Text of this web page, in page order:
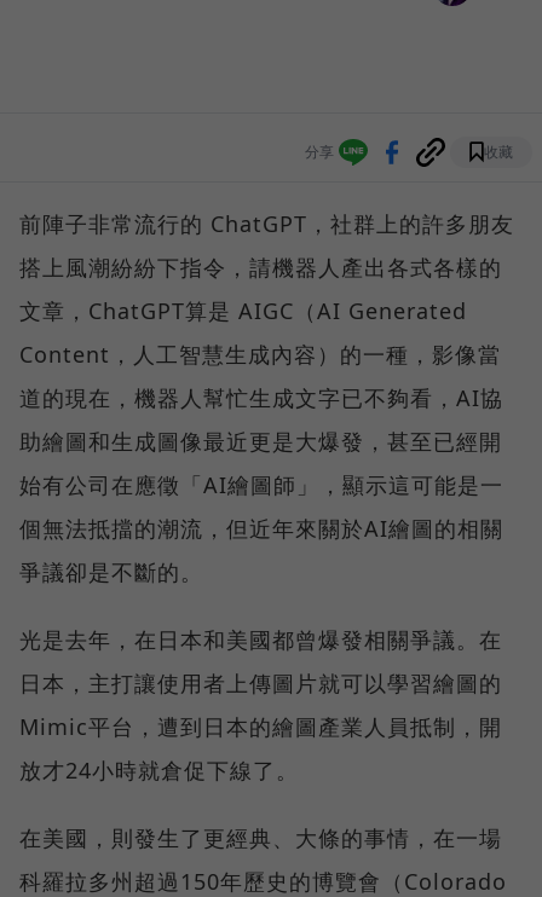
分享 收藏
前陣子非常流行的 ChatGPT，社群上的許多朋友
搭上風潮紛紛下指令，請機器人產出各式各樣的
文章，ChatGPT算是 AIGC（AI Generated
Content，人工智慧生成內容）的一種，影像當
道的現在，機器人幫忙生成文字已不夠看，AI協
助繪圖和生成圖像最近更是大爆發，甚至已經開
始有公司在應徵「AI繪圖師」，顯示這可能是一
個無法抵擋的潮流，但近年來關於AI繪圖的相關
爭議卻是不斷的。
光是去年，在日本和美國都曾爆發相關爭議。在
日本，主打讓使用者上傳圖片就可以學習繪圖的
Mimic平台，遭到日本的繪圖產業人員抵制，開
放才24小時就倉促下線了。
在美國，則發生了更經典、大條的事情，在一場
科羅拉多州超過150年歷史的博覽會（Colorado